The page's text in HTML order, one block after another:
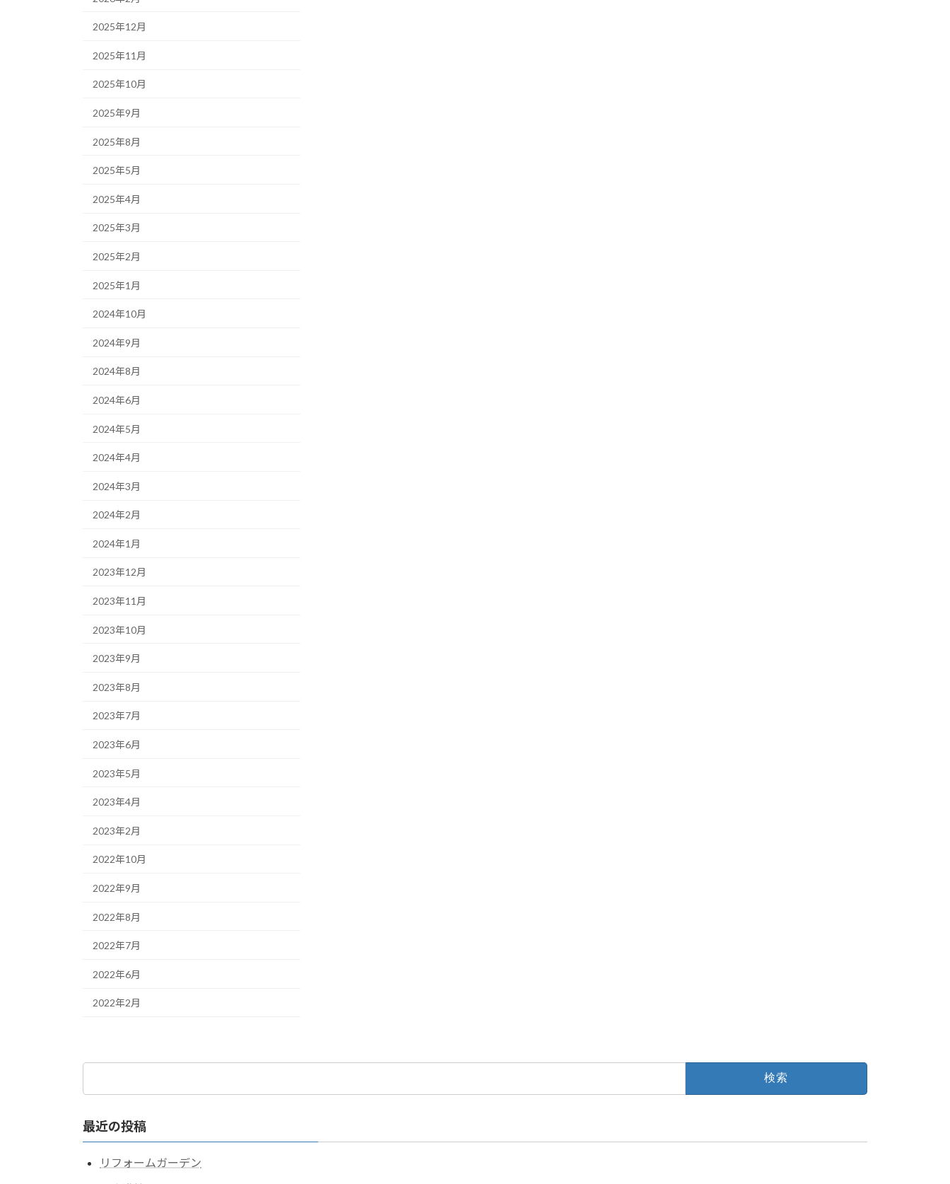
2025年12月
2025年11月
2025年10月
2025年9月
2025年8月
2025年5月
2025年4月
2025年3月
2025年2月
2025年1月
2024年10月
2024年9月
2024年8月
2024年6月
2024年5月
2024年4月
2024年3月
2024年2月
2024年1月
2023年12月
2023年11月
2023年10月
2023年9月
2023年8月
2023年7月
2023年6月
2023年5月
2023年4月
2023年2月
2022年10月
2022年9月
2022年8月
2022年7月
2022年6月
2022年2月
最近の投稿
リフォームガーデン